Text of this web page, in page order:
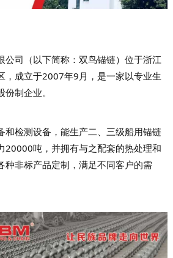
公司（以下简称：双鸟锚链）位于浙江
，成立于2007年9月，是一家以专业生
制企业。
和检测设备，能生产二、三级船用锚链
20000吨，并拥有与之配套的热处理和
种非标产品定制，满足不同客户的需